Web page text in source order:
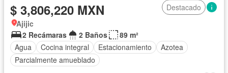
$ 3,806,220 MXN
Destacado
Ajijic
2 Recámaras
2 Baños
89 m²
Agua
Cocina integral Estacionamiento
Azotea
Parcialmente amueblado